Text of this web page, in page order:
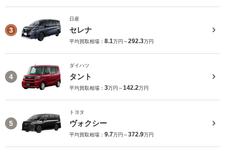
3
日産
セレナ
平均買取相場： 8.1万円～292.3万円
4
ダイハツ
タント
平均買取相場： 3万円～142.2万円
5
トヨタ
ヴォクシー
平均買取相場： 9.7万円～372.9万円